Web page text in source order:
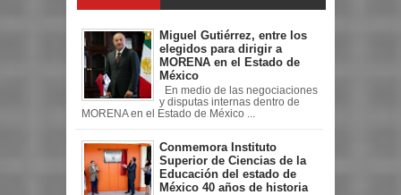
Miguel Gutiérrez, entre los
elegidos para dirigir a
MORENA en el Estado de
México
En medio de las negociaciones
y disputas internas dentro de
MORENA en el Estado de México ...
Conmemora Instituto
Superior de Ciencias de la
Educación del estado de
México 40 años de historia